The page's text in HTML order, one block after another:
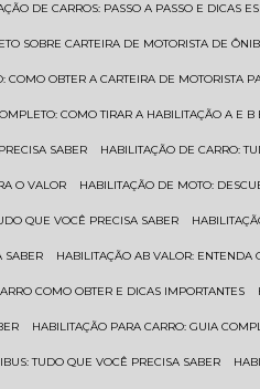
DE CARROS: PASSO A PASSO E DICAS
SOBRE CARTEIRA DE MOTORISTA DE
COMO OBTER A CARTEIRA DE MOTORISTA
COMO TIRAR A HABILITAÇÃO A E
SABER HABILITAÇÃO DE CARRO:
O VALOR HABILITAÇÃO DE MOTO:
QUE VOCÊ PRECISA SABER
SABER HABILITAÇÃO AB VALOR:
COMO OBTER E DICAS IMPORTANTES
HABILITAÇÃO PARA CARRO: GUIA
TUDO QUE VOCÊ PRECISA SABER